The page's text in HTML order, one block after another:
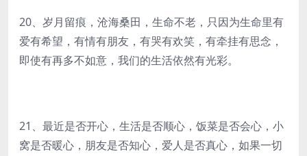
20、岁月留痕，沧海桑田，生命不老，只因为生命里有
爱有希望，有情有朋友，有哭有欢笑，有牵挂有思念，
即使有再多不如意，我们的生活依然有光彩。
21、最近是否开心，生活是否顺心，饭菜是否会心，小
窝是否暖心，朋友是否知心，爱人是否真心，如果一切